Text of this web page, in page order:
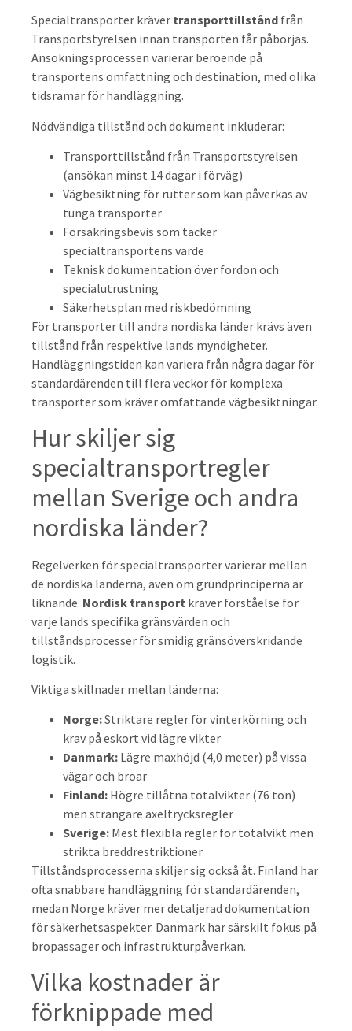
Specialtransporter kräver transporttillstånd från
Transportstyrelsen innan transporten får påbörjas.
Ansökningsprocessen varierar beroende på
transportens omfattning och destination, med olika
tidsramar för handläggning.
Nödvändiga tillstånd och dokument inkluderar:
Transporttillstånd från Transportstyrelsen
(ansökan minst 14 dagar i förväg)
Vägbesiktning för rutter som kan påverkas av
tunga transporter
Försäkringsbevis som täcker
specialtransportens värde
Teknisk dokumentation över fordon och
specialutrustning
Säkerhetsplan med riskbedömning
För transporter till andra nordiska länder krävs även
tillstånd från respektive lands myndigheter.
Handläggningstiden kan variera från några dagar för
standardärenden till flera veckor för komplexa
transporter som kräver omfattande vägbesiktningar.
Hur skiljer sig
specialtransportregler
mellan Sverige och andra
nordiska länder?
Regelverken för specialtransporter varierar mellan
de nordiska länderna, även om grundprinciperna är
liknande. Nordisk transport kräver förståelse för
varje lands specifika gränsvärden och
tillståndsprocesser för smidig gränsöverskridande
logistik.
Viktiga skillnader mellan länderna:
Norge:Striktare regler för vinterkörning och
krav på eskort vid lägre vikter
Danmark: Lägre maxhöjd (4,0 meter) på vissa
vägar och broar
Finland: Högre tillåtna totalvikter (76 ton)
men strängare axeltrycksregler
Sverige: Mest flexibla regler för totalvikt men
strikta breddrestriktioner
Tillståndsprocesserna skiljer sig också åt. Finland har
ofta snabbare handläggning för standardärenden,
medan Norge kräver mer detaljerad dokumentation
för säkerhetsaspekter. Danmark har särskilt fokus på
bropassager och infrastrukturpåverkan.
Vilka kostnader är
förknippade med